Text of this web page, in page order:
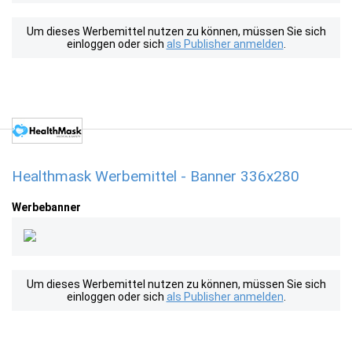
Um dieses Werbemittel nutzen zu können, müssen Sie sich
einloggen oder sich als Publisher anmelden
Healthmask Werbemittel - Banner 336x280
Werbebanner
Um dieses Werbemittel nutzen zu können, müssen Sie sich
einloggen oder sich als Publisher anmelden